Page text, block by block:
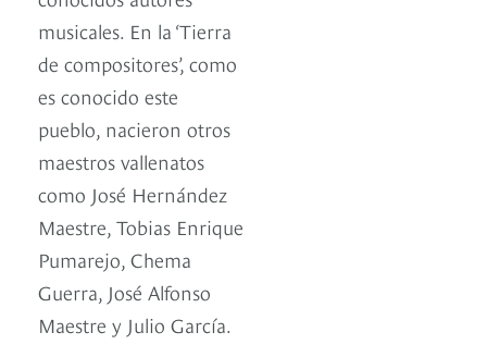
musicales. En la ‘Tierra
de compositores’, como
es conocido este
pueblo, nacieron otros
maestros vallenatos
como José Hernández
Maestre, Tobias Enrique
Pumarejo, Chema
Guerra, José Alfonso
Maestre y Julio García.